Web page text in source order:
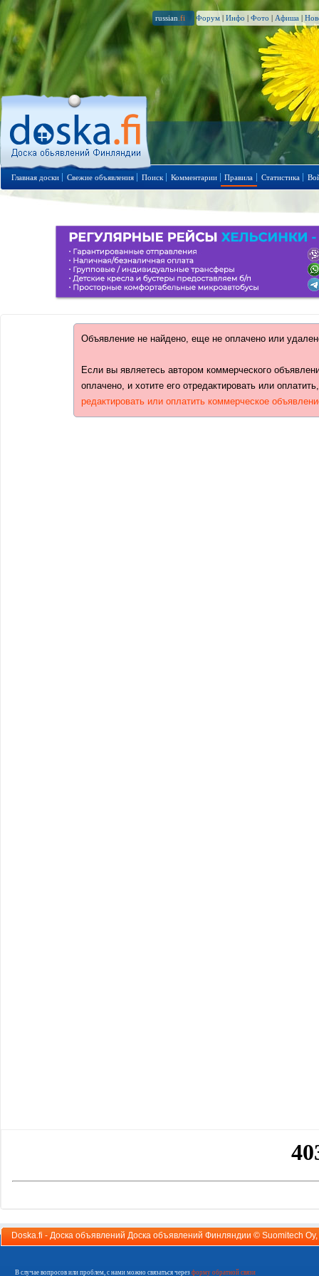
russian .fi Форум | Инфо | Фото | Афиша |
Главная доски Свежие объявления Поиск Комментарии Правила Статистика
Объявление не найдено, еще не оплачено или
Если вы являетесь автором коммерческого
оплачено, и хотите его отредактировать или
редактировать или оплатить коммерческое
Doska.fi - Доска объявлений Доска объявлений Финляндии © Suomitech Oy
В случае вопросов или проблем, с нами можно связаться через форму обратной связи